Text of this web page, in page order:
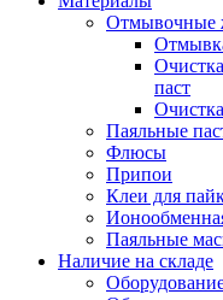
Отмывочные
паст
Паяльные
Флюсы
Припои
Клеи для
Паяльные
Наличие на складе